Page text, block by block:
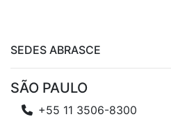
SEDES ABRASCE
SÃO PAULO
+55 11 3506-8300